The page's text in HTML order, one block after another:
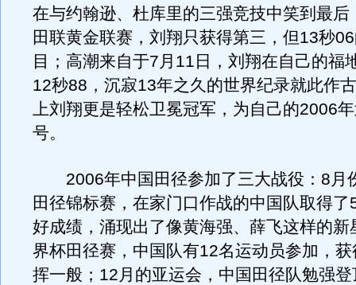
在与约翰逊、杜库里的三强竞技中笑到最后
田联黄金联赛，刘翔只获得第三，但13秒
目；高潮来自于7月11日，刘翔在自己的福
12秒88，沉寂13年之久的世界纪录就此作
上刘翔更是轻松卫冕冠军，为自己的2006
号。
2006年中国田径参加了三大战役：8月
田径锦标赛，在家门口作战的中国队取得
好成绩，涌现出了像黄海强、薛飞这样的新
界杯田径赛，中国队有12名运动员参加，
挥一般；12月的亚运会，中国田径队勉强